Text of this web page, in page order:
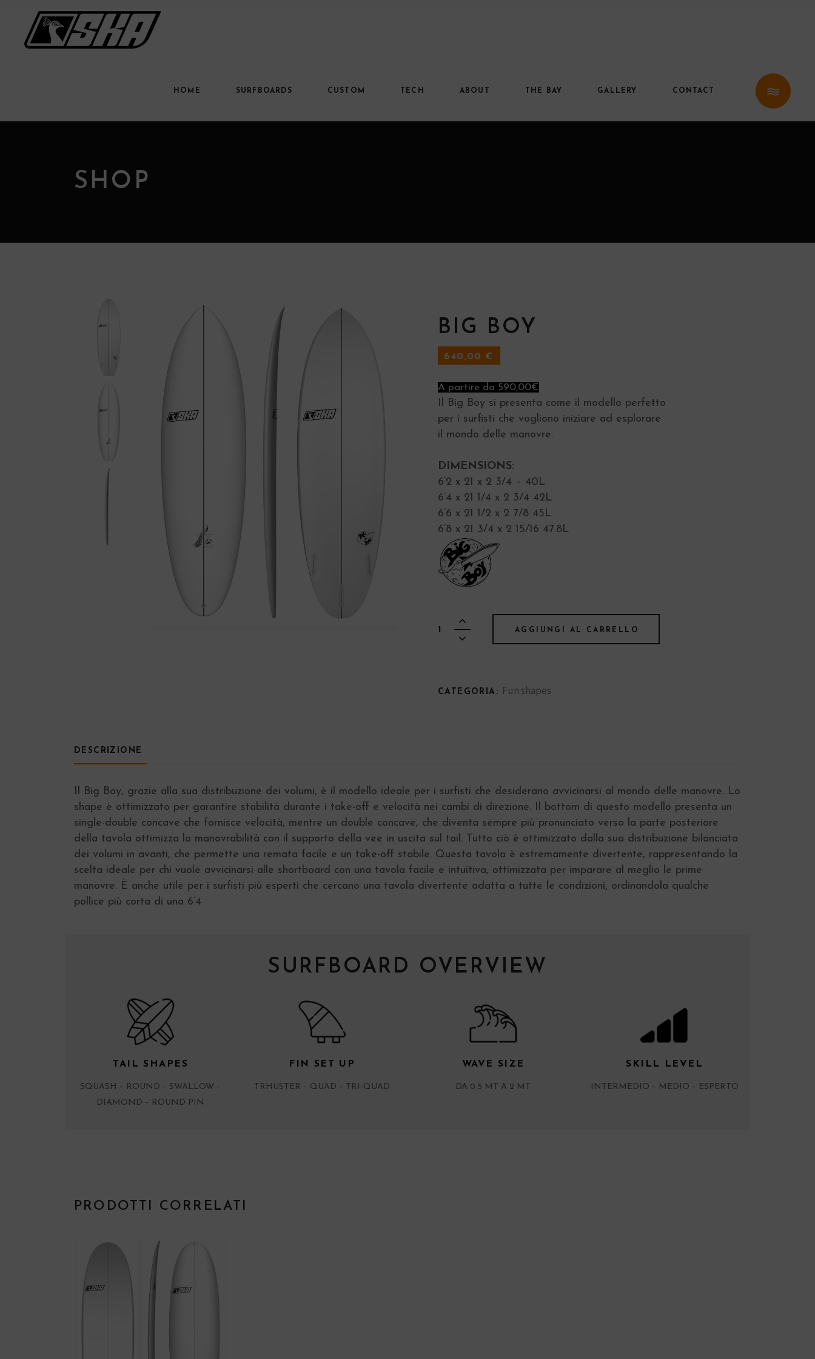
HOME SURFBOARDS CUSTOM TECH ABOUT THE BAY GALLERY CONTACT
SHOP
BIG BOY
640,00 €
A partire da 590,00€
Il Big Boy si presenta come il modello perfetto
per i surfisti che vogliono iniziare ad esplorare
il mondo delle manovre.
DIMENSIONS:
6’2 x 21 x 2 3/4 – 40L
6’4 x 21 1/4 x 2 3/4 42L
6’6 x 21 1/2 x 2 7/8 45L
6’8 x 21 3/4 x 2 15/16 47.8L
AGGIUNGI AL CARRELLO
CATEGORIA: Fun shapes
DESCRIZIONE
Il Big Boy, grazie alla sua distribuzione dei volumi, è il modello ideale per i surfisti che desiderano avvicinarsi al mondo delle manovre. Lo
shape è ottimizzato per garantire stabilità durante i take-off e velocità nei cambi di direzione. Il bottom di questo modello presenta un
single-double concave che fornisce velocità, mentre un double concave, che diventa sempre più pronunciato verso la parte posteriore
della tavola ottimizza la manovrabilità con il supporto della vee in uscita sul tail. Tutto ciò è ottimizzato dalla sua distribuzione bilanciata
dei volumi in avanti, che permette una remata facile e un take-off stabile. Questa tavola è estremamente divertente, rappresentando la
scelta ideale per chi vuole avvicinarsi alle shortboard con una tavola facile e intuitiva, ottimizzata per imparare al meglio le prime
manovre. È anche utile per i surfisti più esperti che cercano una tavola divertente adatta a tutte le condizioni, ordinandola qualche
pollice più corta di una 6’4
SURFBOARD OVERVIEW
TAIL SHAPES
SQUASH – ROUND – SWALLOW –
DIAMOND – ROUND PIN
FIN SET UP
TRHUSTER – QUAD – TRI-QUAD
WAVE SIZE
DA 0.5 MT A 2 MT
SKILL LEVEL
INTERMEDIO – MEDIO – ESPERTO
PRODOTTI CORRELATI